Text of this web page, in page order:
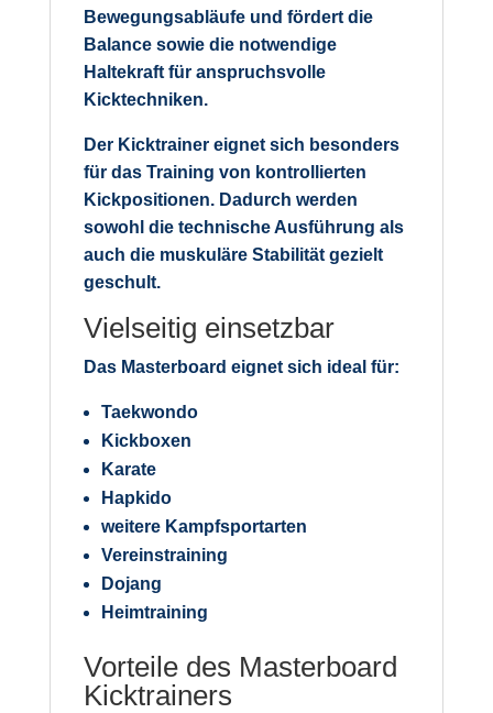
Bewegungsabläufe und fördert die
Balance sowie die notwendige
Haltekraft für anspruchsvolle
Kicktechniken.
Der Kicktrainer eignet sich besonders
für das Training von kontrollierten
Kickpositionen. Dadurch werden
sowohl die technische Ausführung als
auch die muskuläre Stabilität gezielt
geschult.
Vielseitig einsetzbar
Das Masterboard eignet sich ideal für:
Taekwondo
Kickboxen
Karate
Hapkido
weitere Kampfsportarten
Vereinstraining
Dojang
Heimtraining
Vorteile des Masterboard
Kicktrainers